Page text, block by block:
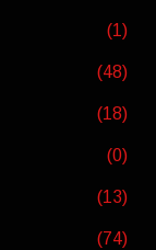
(1)
(48)
(18)
(0)
(13)
(74)